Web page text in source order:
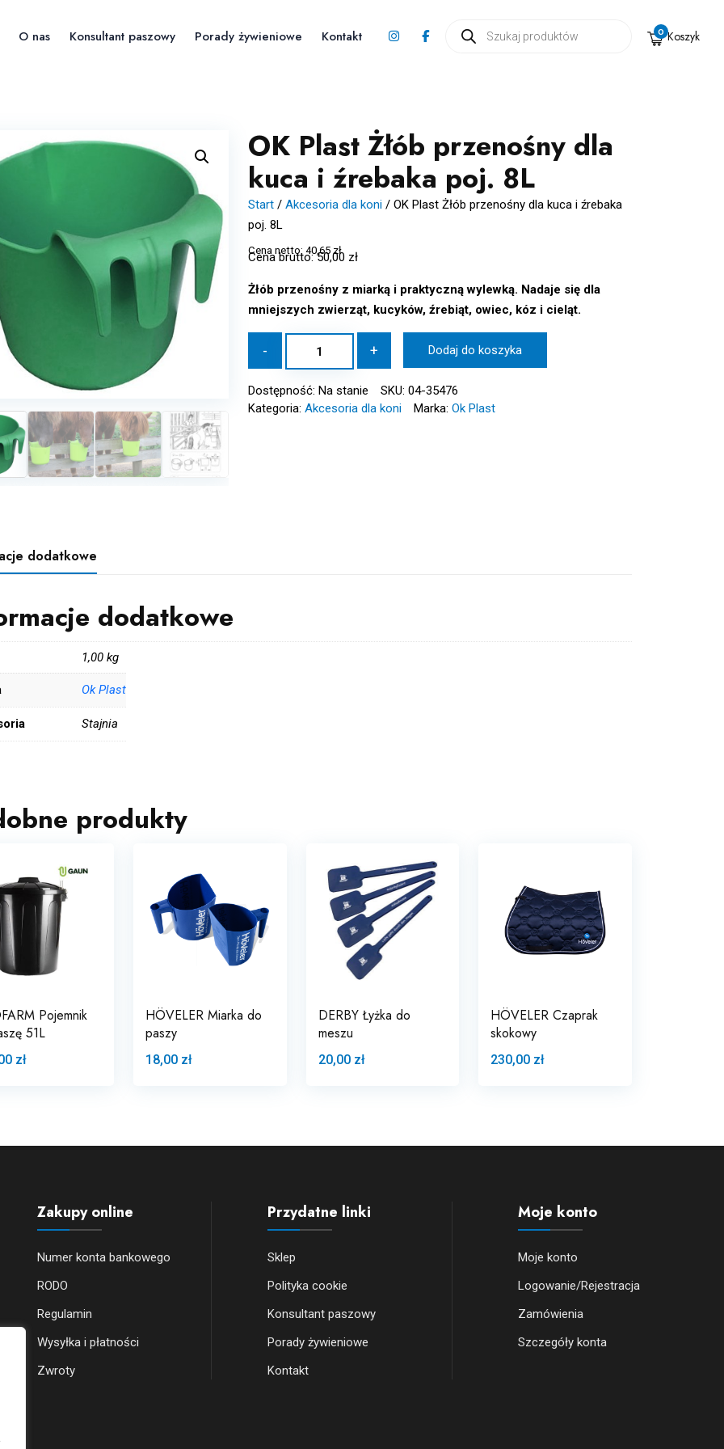
O nas Konsultant paszowy Porady żywieniowe Kontakt
produktów
0 Koszyk
OK Plast Żłób przenośny dla
kuca i źrebaka poj. 8L
Start /Akcesoria dla koni /OK Plast Żłób przenośny dla kuca i źrebaka
poj. 8L
Cena netto:40,65 zł
Cena brutto:50,00 zł
Żłób przenośny z miarką i praktyczną wylewką. Nadaje się dla
mniejszych zwierząt, kucyków, źrebiąt, owiec, kóz i cieląt.
-
Żłób
przenośny
+ Dodaj do koszyka
Dostępność:Na stanie SKU:04-35476
Kategoria:Akcesoria dla koni Marka:Ok Plast
dodatkowe
dodatkowe
1,00 kg
Ok Plast
Stajnia
produkty
Pojemnik
51L
zł
HÖVELER Miarka do
paszy
18,00 zł
DERBY Łyżka do
meszu
20,00 zł
HÖVELER Czaprak
skokowy
230,00 zł
Zakupy online
Numer konta bankowego
RODO
Regulamin
Wysyłka i płatności
Zwroty
Przydatne linki
Sklep
Polityka cookie
Konsultant paszowy
Porady żywieniowe
Kontakt
Moje konto
Moje konto
Logowanie/Rejestracja
Zamówienia
Szczegóły konta